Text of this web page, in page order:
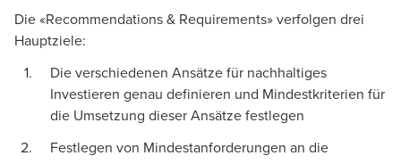
Die «Recommendations & Requirements» verfolgen drei
Hauptziele:
Die verschiedenen Ansätze für nachhaltiges
Investieren genau definieren und Mindestkriterien für
die Umsetzung dieser Ansätze festlegen
Festlegen von Mindestanforderungen an die